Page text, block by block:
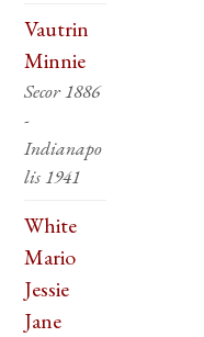
Vautrin
Minnie
Secor 1886
-
Indianapo
lis 1941
White
Mario
Jessie
Jane